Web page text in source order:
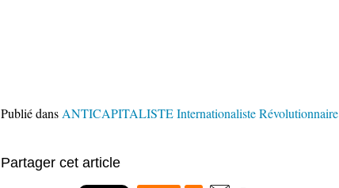
Publié dans ANTICAPITALISTE Internationaliste Révolutionnaire
Partager cet article